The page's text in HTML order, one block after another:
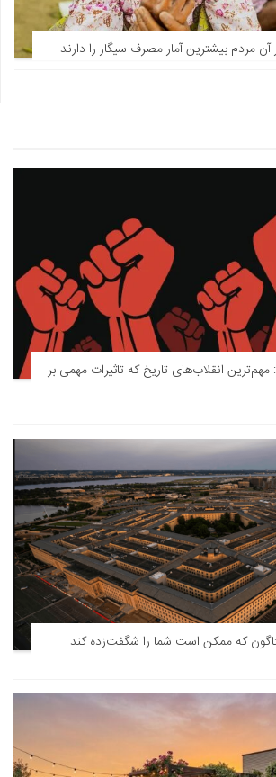
انقلاب‌های تاریخ که تاثیرات مهمی بر
که ممکن است شما را شگفت‌زده کند